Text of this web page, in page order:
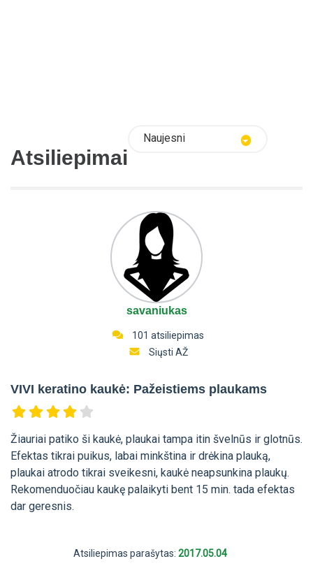
Atsiliepimai
Naujesni
savaniukas
101 atsiliepimas
Siųsti AŽ
VIVI keratino kaukė: Pažeistiems plaukams
Žiauriai patiko ši kaukė, plaukai tampa itin švelnūs ir glotnūs.
Efektas tikrai puikus, labai minkština ir drėkina plauką,
plaukai atrodo tikrai sveikesni, kaukė neapsunkina plaukų.
Rekomenduočiau kaukę palaikyti bent 15 min. tada efektas
dar geresnis.
Atsiliepimas parašytas: 2017.05.04